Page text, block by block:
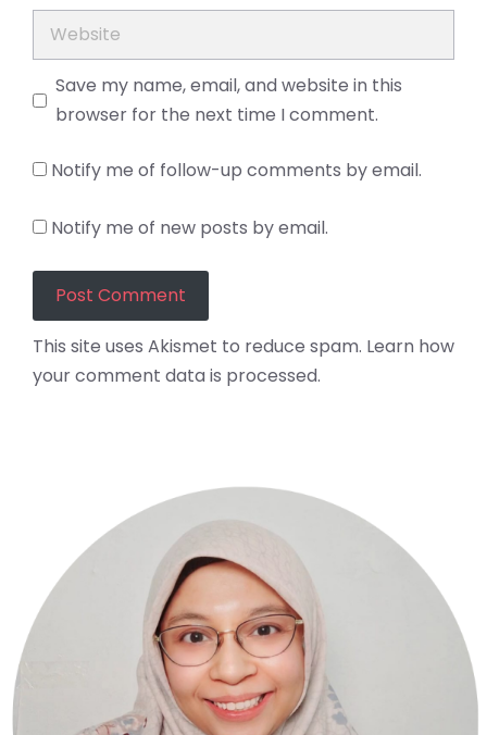
Website
Save my name, email, and website in this
browser for the next time I comment.
Notify me of follow-up comments by email.
Notify me of new posts by email.
This site uses Akismet to reduce spam. Learn how
your comment data is processed.